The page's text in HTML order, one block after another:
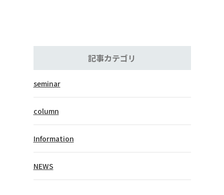
記事カテゴリ
seminar
column
Information
NEWS